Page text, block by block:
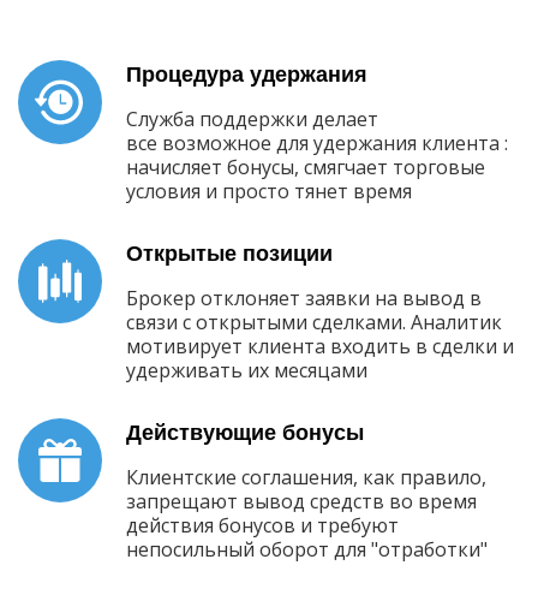
Процедура удержания
Служба поддержки делает
все возможное для удержания клиента :
начисляет бонусы, смягчает торговые
условия и просто тянет время
Открытые позиции
Брокер отклоняет заявки на вывод в
связи с открытыми сделками. Аналитик
мотивирует клиента входить в сделки и
удерживать их месяцами
Действующие бонусы
Клиентские соглашения, как правило,
запрещают вывод средств во время
действия бонусов и требуют
непосильный оборот для "отработки"